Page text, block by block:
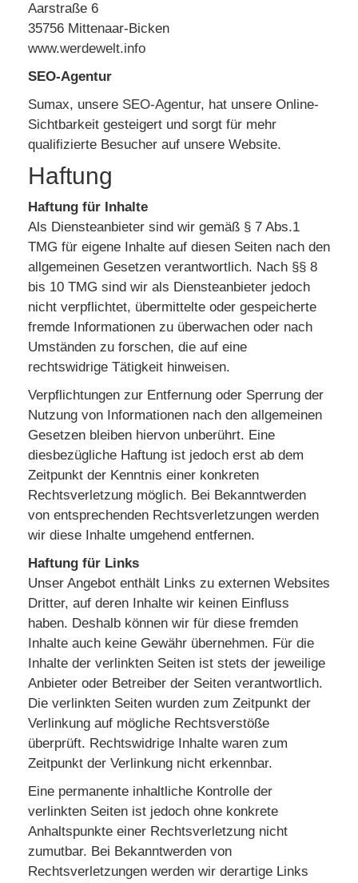
Aarstraße 6
35756 Mittenaar-Bicken
www.werdewelt.info
SEO-Agentur
Sumax, unsere SEO-Agentur, hat unsere Online-
Sichtbarkeit gesteigert und sorgt für mehr
qualifizierte Besucher auf unsere Website.
Haftung
Haftung für Inhalte
Als Diensteanbieter sind wir gemäß § 7 Abs.1
TMG für eigene Inhalte auf diesen Seiten nach den
allgemeinen Gesetzen verantwortlich. Nach §§ 8
bis 10 TMG sind wir als Diensteanbieter jedoch
nicht verpflichtet, übermittelte oder gespeicherte
fremde Informationen zu überwachen oder nach
Umständen zu forschen, die auf eine
rechtswidrige Tätigkeit hinweisen.
Verpflichtungen zur Entfernung oder Sperrung der
Nutzung von Informationen nach den allgemeinen
Gesetzen bleiben hiervon unberührt. Eine
diesbezügliche Haftung ist jedoch erst ab dem
Zeitpunkt der Kenntnis einer konkreten
Rechtsverletzung möglich. Bei Bekanntwerden
von entsprechenden Rechtsverletzungen werden
wir diese Inhalte umgehend entfernen.
Haftung für Links
Unser Angebot enthält Links zu externen Websites
Dritter, auf deren Inhalte wir keinen Einfluss
haben. Deshalb können wir für diese fremden
Inhalte auch keine Gewähr übernehmen. Für die
Inhalte der verlinkten Seiten ist stets der jeweilige
Anbieter oder Betreiber der Seiten verantwortlich.
Die verlinkten Seiten wurden zum Zeitpunkt der
Verlinkung auf mögliche Rechtsverstöße
überprüft. Rechtswidrige Inhalte waren zum
Zeitpunkt der Verlinkung nicht erkennbar.
Eine permanente inhaltliche Kontrolle der
verlinkten Seiten ist jedoch ohne konkrete
Anhaltspunkte einer Rechtsverletzung nicht
zumutbar. Bei Bekanntwerden von
Rechtsverletzungen werden wir derartige Links